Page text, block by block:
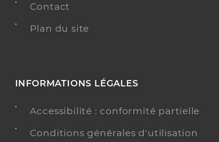
Contact
Plan du site
INFORMATIONS LÉGALES
Accessibilité : conformité partielle
Conditions générales d'utilisation